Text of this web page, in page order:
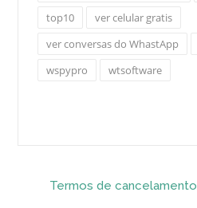
top10
ver celular gratis
ver conversas do WhastApp
wspypro
wtsoftware
Termos de cancelamento